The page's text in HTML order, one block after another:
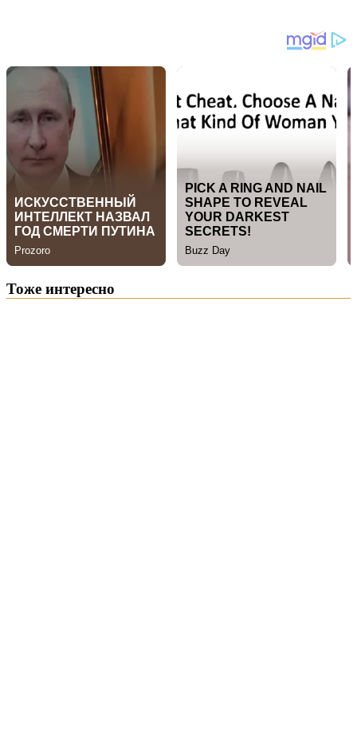
Тоже интересно